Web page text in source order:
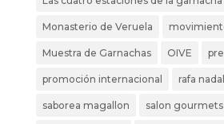
Monasterio de Veruela
Muestra de Garnachas OIVE
promoción internacional rafa
saborea magallon salon gourmets